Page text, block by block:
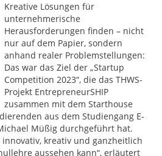
Kreative Lösungen für
unternehmerische
Herausforderungen finden – nicht
nur auf dem Papier, sondern
anhand realer Problemstellungen:
Das war das Ziel der „Startup
Competition 2023“, die das THWS-
Projekt EntrepreneurSHIP
zusammen mit dem Starthouse
aus dem Studiengang E-
Müßig durchgeführt hat.
innovativ, kreativ und ganzheitlich
aussehen kann“, erläutert